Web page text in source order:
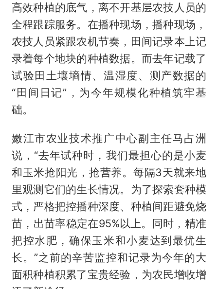
高效种植的底气，离不开基层农技人员的
全程跟踪服务。在播种现场，播种现场，
农技人员紧跟农机节奏，田间记录本上记
录着每个地块的种植数据。而去年记载了
试验田土壤墒情、温湿度、测产数据的
“田间日记”，为今年规模化种植筑牢基
础。
嫩江市农业技术推广中心副主任马占洲
说，“去年试种时，我们最担心的是小麦
和玉米抢阳光，抢营养。每隔3天就来地
里观测它们的生长情况。为了探索套种模
式，严格把控播种深度、种植间距避免烧
苗，出苗率稳定在95%以上。同时，精准
把控水肥，确保玉米和小麦达到最优生
长。”之前的辛苦监控和记录为今年的大
面积种植积累了宝贵经验，为农民增收增